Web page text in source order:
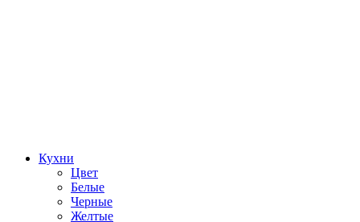
Кухни
Цвет
Белые
Черные
Желтые